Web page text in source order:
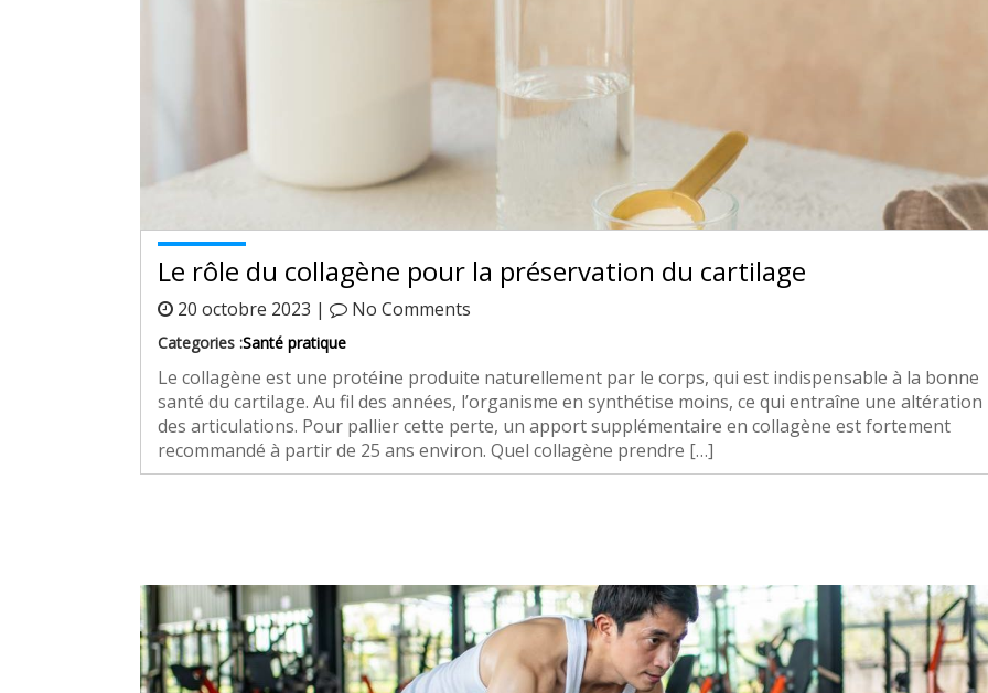
Le rôle du collagène pour la préservation du cartilage
20 octobre 2023 | No Comments
Categories :Santé pratique
Le collagène est une protéine produite naturellement par le corps, qui est indispensable à la bonne
santé du cartilage. Au fil des années, l’organisme en synthétise moins, ce qui entraîne une altération
des articulations. Pour pallier cette perte, un apport supplémentaire en collagène est fortement
recommandé à partir de 25 ans environ. Quel collagène prendre […]